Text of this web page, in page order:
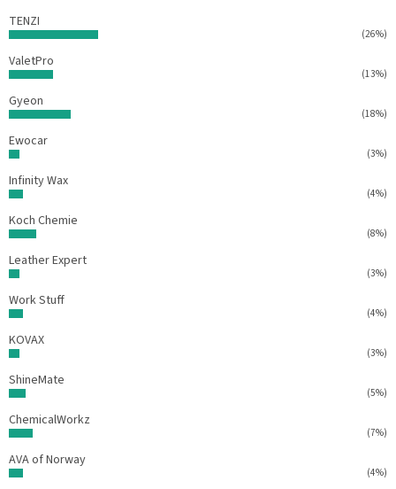
TENZI
(26%)
ValetPro
(13%)
Gyeon
(18%)
Ewocar
(3%)
Infinity Wax
(4%)
Koch Chemie
(8%)
Leather Expert
(3%)
Work Stuff
(4%)
KOVAX
(3%)
ShineMate
(5%)
ChemicalWorkz
(7%)
AVA of Norway
(4%)